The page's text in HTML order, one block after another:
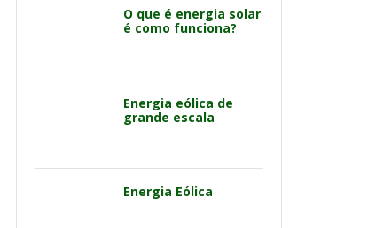
O que é energia solar
é como funciona?
Energia eólica de
grande escala
Energia Eólica